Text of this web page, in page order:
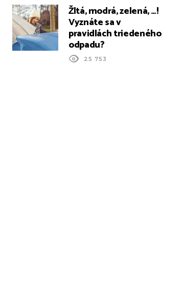
Žltá, modrá, zelená, …!
Vyznáte sa v
pravidlách triedeného
odpadu?
25 753